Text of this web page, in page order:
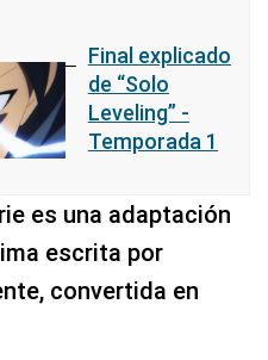
Final explicado
de “Solo
Leveling” -
Temporada 1
es una adaptación
escrita por
convertida en